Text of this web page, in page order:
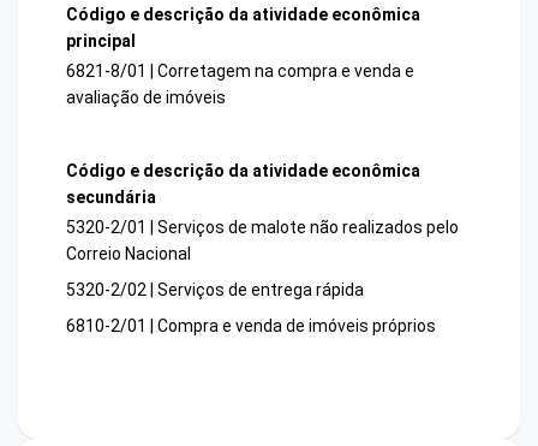
Código e descrição da atividade econômica
principal
6821-8/01 | Corretagem na compra e venda e
avaliação de imóveis
Código e descrição da atividade econômica
secundária
5320-2/01 | Serviços de malote não realizados pelo
Correio Nacional
5320-2/02 | Serviços de entrega rápida
6810-2/01 | Compra e venda de imóveis próprios